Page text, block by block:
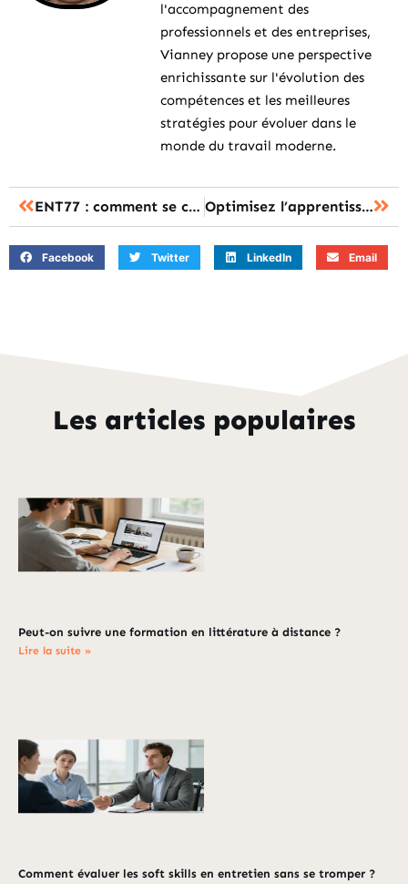
l'accompagnement des
professionnels et des entreprises,
Vianney propose une perspective
enrichissante sur l'évolution des
compétences et les meilleures
stratégies pour évoluer dans le
monde du travail moderne.
ENT77 : comment se connecter facilement à la plateforme éducative ? Optimisez l’apprentissage avec mon bureau numérique pour des cours interactifs réussis
Facebook Twitter LinkedIn Email
Les articles populaires
Peut-on suivre une formation en littérature à distance ?
Lire la suite »
Comment évaluer les soft skills en entretien sans se tromper ?